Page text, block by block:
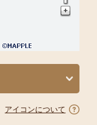
アイコンについて